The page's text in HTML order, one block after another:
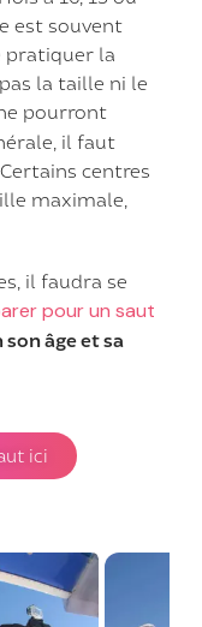
est souvent
pratiquer la
la taille ni le
pourront
il faut
. Certains centres
maximale,
il faudra se
pour un saut
son âge et sa
ici